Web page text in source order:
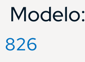
Modelo:
826